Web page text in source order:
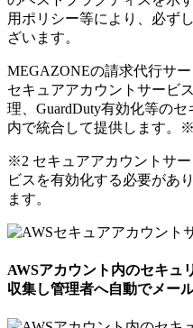
用ポリシー等により、必ず
ざいます。
MEGAZONEの請求代行サ
セキュアアカウントサービ
理、GuardDuty有効化等のセ
内で統合して提供します。
※2 セキュアアカウントサ
ビスを有効化する必要があ
ます。
AWSアカウント内のセキュ
収集し管理者へ自動でメー